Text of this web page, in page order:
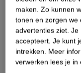
Etiketinformatie
Nature Impact
maken. Zo kunnen
tonen en zorgen we
advertenties ziet. Je
accepteert. Je kunt
intrekken. Meer
verwerken lees je in